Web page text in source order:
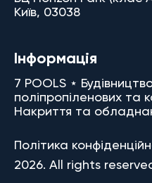
Київ, 03038
Інформація
7 POOLS ⋆
поліпропіленових та
Накриття та
Політика
2026. All rights